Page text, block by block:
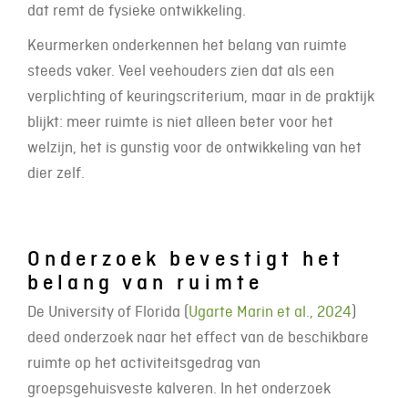
dat remt de fysieke ontwikkeling.
Keurmerken onderkennen het belang van ruimte
steeds vaker. Veel veehouders zien dat als een
verplichting of keuringscriterium, maar in de praktijk
blijkt: meer ruimte is niet alleen beter voor het
welzijn, het is gunstig voor de ontwikkeling van het
dier zelf.
Onderzoek bevestigt het
belang van ruimte
De University of Florida (Ugarte Marin et al., 2024)
deed onderzoek naar het effect van de beschikbare
ruimte op het activiteitsgedrag van
groepsgehuisveste kalveren. In het onderzoek